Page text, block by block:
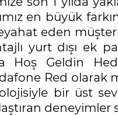
en büyük
eden
yurt dışı ek
Hoş Geldin
Red olarak
bir üst
deneyimler